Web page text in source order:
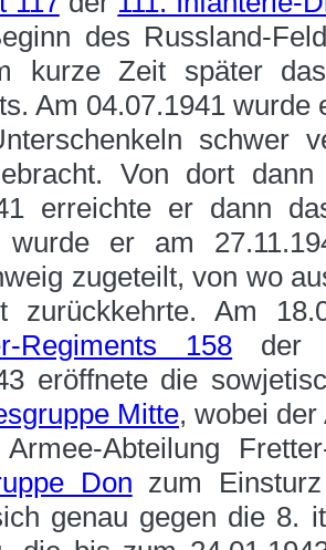
des Russland-
kurze Zeit später
Am 04.07.1941
schwer
Von dort
erreichte er dann
wurde er am
zugeteilt, von wo
zurückkehrte. Am
Regiments 158
eröffnete die
Mitte, wobei
Abteilung
Don zum
genau gegen die 8.